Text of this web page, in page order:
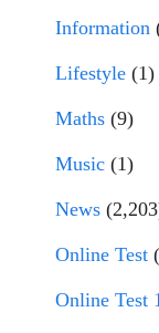
Information
Lifestyle (1)
Maths (9)
Music (1)
News
Online Test
Online Test